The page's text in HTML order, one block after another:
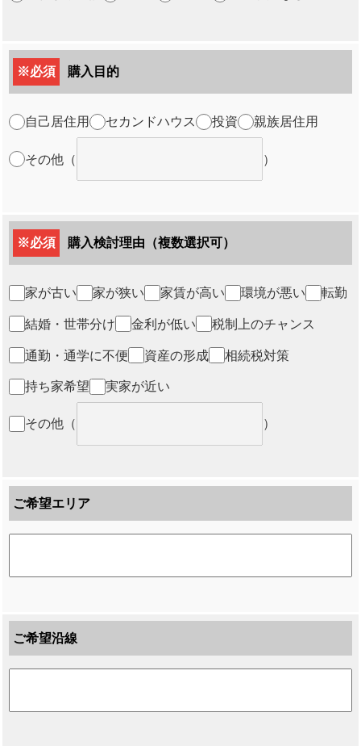
※必須 購入目的
自己居住用 セカンドハウス 投資 親族居住用
その他（ ）
※必須 購入検討理由（複数選択可）
家が古い 家が狭い 家賃が高い 環境が悪い 転勤
結婚・世帯分け 金利が低い 税制上のチャンス
通勤・通学に不便 資産の形成 相続税対策
持ち家希望 実家が近い
その他（ ）
ご希望エリア
ご希望沿線